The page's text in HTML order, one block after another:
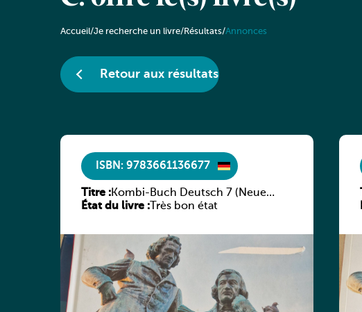
Accueil/Je recherche un livre/Résultats/Annonces
Retour aux résultats
ISBN: 9783661136677
Titre :Kombi-Buch Deutsch 7 (Neue
Ausgabe Luxemburg)
État du livre : Très bon état